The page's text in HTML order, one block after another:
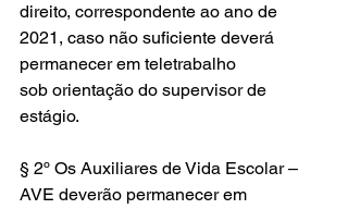
direito, correspondente ao ano de
2021, caso não suficiente deverá
permanecer em teletrabalho
sob orientação do supervisor de
estágio.
§ 2º Os Auxiliares de Vida Escolar –
AVE deverão permanecer em